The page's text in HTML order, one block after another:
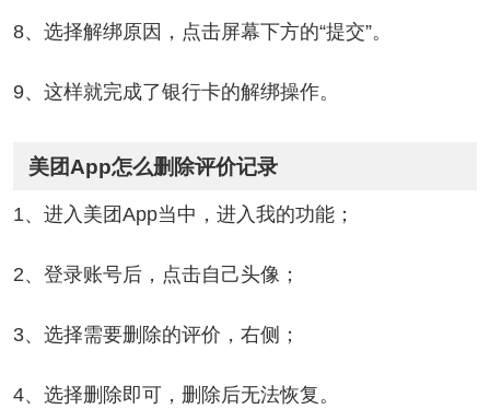
8、选择解绑原因，点击屏幕下方的“提交”。
9、这样就完成了银行卡的解绑操作。
美团App怎么删除评价记录
1、进入美团App当中，进入我的功能；
2、登录账号后，点击自己头像；
3、选择需要删除的评价，右侧；
4、选择删除即可，删除后无法恢复。